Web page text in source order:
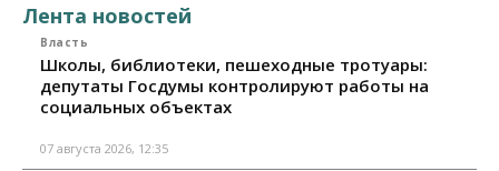
Лента новостей
Власть
Школы, библиотеки, пешеходные тротуары:
депутаты Госдумы контролируют работы на
социальных объектах
07 августа 2026, 12:35